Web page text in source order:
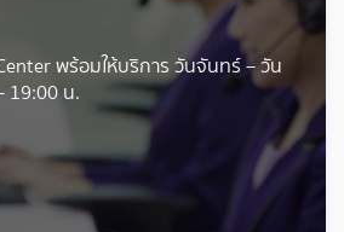
พร้อมให้บริการ วันจันทร์ – วัน
19:00 น.